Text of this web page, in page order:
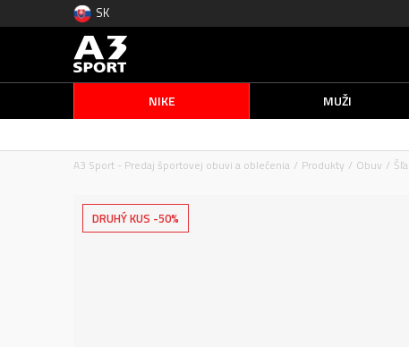
SK
NIKE MUŽI
A3 Sport - Predaj športovej obuvi a oblečenia
Produkty Obuv
DRUHÝ KUS -50%